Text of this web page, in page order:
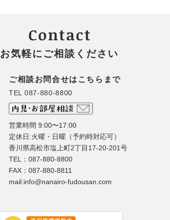
Contact
お気軽にご相談ください
ご相談お問合せはこちらまで
TEL 087-880-8800
営業時間 9:00〜17:00
定休日:火曜・日曜（予約時対応可）
香川県高松市塩上町2丁目17-20-201号
TEL：087-880-8800
FAX：087-880-8811
mail:info@nanairo-fudousan.com